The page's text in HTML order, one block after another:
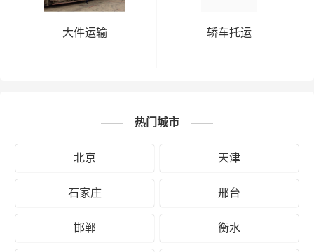
大件运输 轿车托运
热门城市
北京 天津
石家庄 邢台
邯郸 衡水